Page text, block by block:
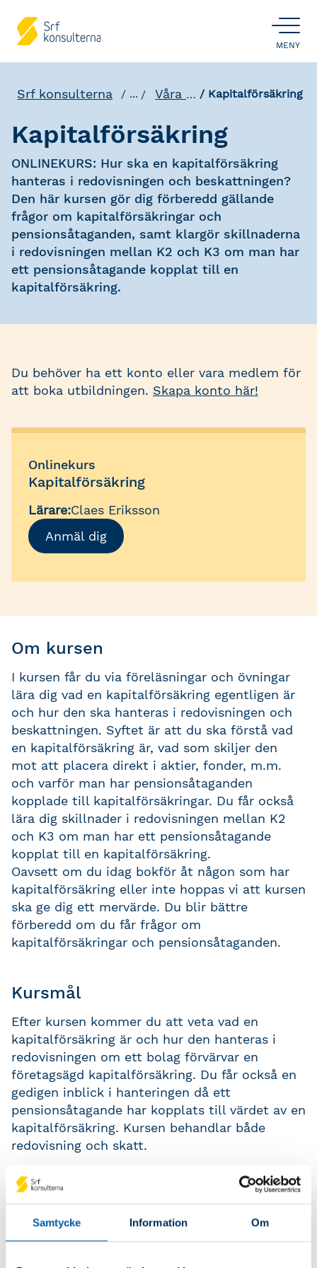
Samtycke Information Om
ÖPPNA
MENY
Srf konsulterna ... Våra utbildningar Kapitalförsäkring
Kapitalförsäkring
ONLINEKURS: Hur ska en kapitalförsäkring
hanteras i redovisningen och beskattningen?
Den här kursen gör dig förberedd gällande
frågor om kapitalförsäkringar och
pensionsåtaganden, samt klargör skillnaderna
i redovisningen mellan K2 och K3 om man har
ett pensionsåtagande kopplat till en
kapitalförsäkring.
Du behöver ha ett konto eller vara medlem för
att boka utbildningen. Skapa konto här!
Onlinekurs
Kapitalförsäkring
Lärare:Claes Eriksson
Anmäl dig
Om kursen
I kursen får du via föreläsningar och övningar
lära dig vad en kapitalförsäkring egentligen är
och hur den ska hanteras i redovisningen och
beskattningen. Syftet är att du ska förstå vad
en kapitalförsäkring är, vad som skiljer den
mot att placera direkt i aktier, fonder, m.m.
och varför man har pensionsåtaganden
kopplade till kapitalförsäkringar. Du får också
lära dig skillnader i redovisningen mellan K2
och K3 om man har ett pensionsåtagande
kopplat till en kapitalförsäkring.
Oavsett om du idag bokför åt någon som har
kapitalförsäkring eller inte hoppas vi att kursen
ska ge dig ett mervärde. Du blir bättre
förberedd om du får frågor om
kapitalförsäkringar och pensionsåtaganden.
Kursmål
Efter kursen kommer du att veta vad en
kapitalförsäkring är och hur den hanteras i
redovisningen om ett bolag förvärvar en
företagsägd kapitalförsäkring. Du får också en
gedigen inblick i hanteringen då ett
pensionsåtagande har kopplats till värdet av en
kapitalförsäkring. Kursen behandlar både
redovisning och skatt.
Kursinnehåll
Vad är en kapitalförsäkring